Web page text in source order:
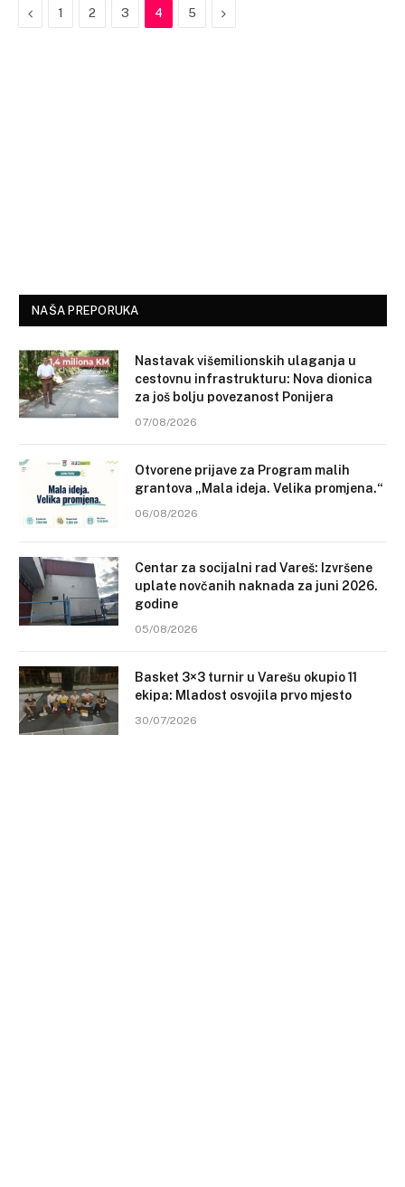
Previous
1 2 3 4 5 Next
NAŠA PREPORUKA
Nastavak višemilionskih ulaganja u
cestovnu infrastrukturu: Nova dionica
za još bolju povezanost Ponijera
07/08/2026
Otvorene prijave za Program malih
grantova „Mala ideja. Velika promjena.“
06/08/2026
Centar za socijalni rad Vareš: Izvršene
uplate novčanih naknada za juni 2026.
godine
05/08/2026
Basket 3×3 turnir u Varešu okupio 11
ekipa: Mladost osvojila prvo mjesto
30/07/2026